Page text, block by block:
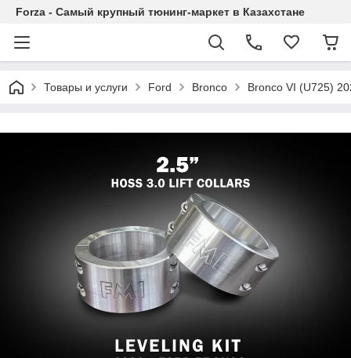
Forza - Самый крупный тюнинг-маркет в Казахстане
Товары и услуги Ford Bronco Bronco VI (U725)